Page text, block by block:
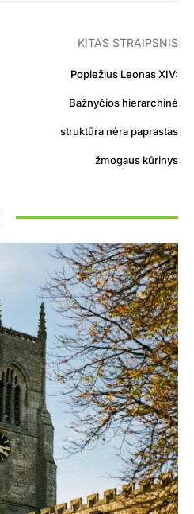
KITAS STRAIPSNIS
Popiežius Leonas XIV:
Bažnyčios hierarchinė
struktūra nėra paprastas
žmogaus kūrinys